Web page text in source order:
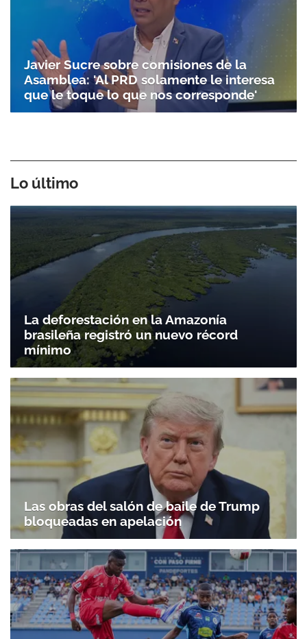
Javier Sucre sobre comisiones de la
Asamblea: 'Al PRD solamente le interesa
que le toque lo que nos corresponde'
Lo último
La deforestación en la Amazonía
brasileña registró un nuevo récord
mínimo
Las obras del salón de baile de Trump
bloqueadas en apelación